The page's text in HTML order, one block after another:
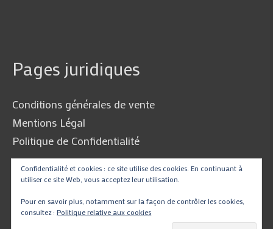
Pages juridiques
Conditions générales de vente
Mentions Légal
Politique de Confidentialité
Traduire
Confidentialité et cookies : ce site utilise des cookies. En continuant à
utiliser ce site Web, vous acceptez leur utilisation.
Pour en savoir plus, notamment sur la façon de contrôler les cookies,
consultez :Politique relative aux cookies